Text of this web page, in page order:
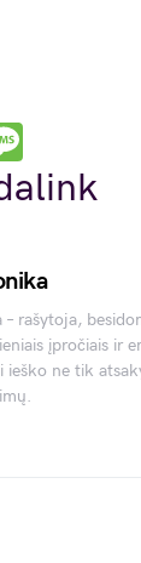
– rašytoja,
įpročiais ir
ieško ne tik